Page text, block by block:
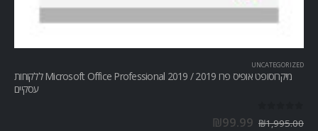
UNCATEGORIZED
מיקרוסופט אופיס פרו Microsoft Office Professional 2019 / 2019 ללקוחות
עסקיים
₪1,995.00
₪99.99